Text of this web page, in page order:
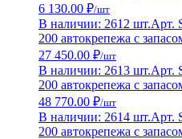
6 130.00 ₽/шт
В наличии: 2612 шт.Арт.
200 автокрепежа с
27 450.00 ₽/шт
В наличии: 2613 шт.Арт.
200 автокрепежа с
48 770.00 ₽/шт
В наличии: 2614 шт.Арт.
200 автокрепежа с